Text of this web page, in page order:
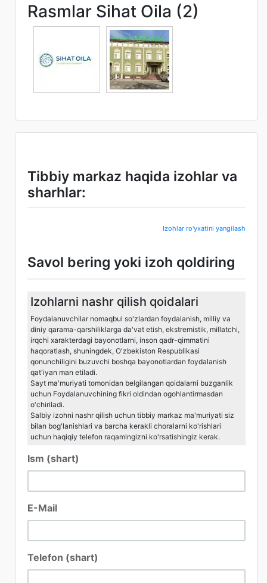
Rasmlar Sihat Oila (2)
Tibbiy markaz haqida izohlar va
sharhlar:
Izohlar ro'yxatini yangilash
Savol bering yoki izoh qoldiring
Izohlarni nashr qilish qoidalari
Foydalanuvchilar nomaqbul so'zlardan foydalanish, milliy va
diniy qarama-qarshiliklarga da'vat etish, ekstremistik, millatchi,
irqchi xarakterdagi bayonotlarni, inson qadr-qimmatini
haqoratlash, shuningdek, O'zbekiston Respublikasi
qonunchiligini buzuvchi boshqa bayonotlardan foydalanish
qat'iyan man etiladi.
Sayt ma'muriyati tomonidan belgilangan qoidalarni buzganlik
uchun Foydalanuvchining fikri oldindan ogohlantirmasdan
o'chiriladi.
Salbiy izohni nashr qilish uchun tibbiy markaz ma'muriyati siz
bilan bog'lanishlari va barcha kerakli choralarni ko'rishlari
uchun haqiqiy telefon raqamingizni ko'rsatishingiz kerak.
Ism (shart)
E-Mail
Telefon (shart)